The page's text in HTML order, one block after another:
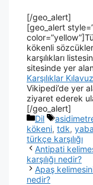
[/geo_alert]
[geo_alert
kökenli
karşılıkları
sitesinde yer
Karşılıklar
Vikipedi’de yer
ziyaret ederek
[/geo_alert]
Dil
kökeni, tdk,
türkçe karşılığı
Antipati
karşılığı nedir?
Apaş
nedir?